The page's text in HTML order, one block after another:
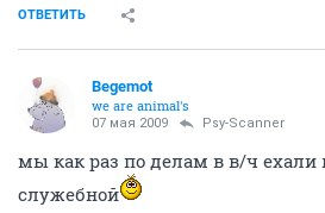
ОТВЕТИТЬ
Begemot
we are animal's
07 мая 2009 Psy-Scanner
мы как раз по делам в в/ч ехали
служебной